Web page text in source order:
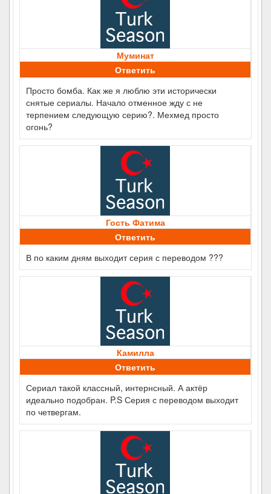
Муминат
Ответить
Просто бомба. Как же я люблю эти исторически
снятые сериалы. Начало отменное жду с не
терпением следующую серию?. Мехмед просто
огонь?
Гость Фатима
Ответить
В по каким дням выходит серия с переводом ???
Камилла
Ответить
Сериал такой классный, интернсный. А актёр
идеально подобран. P.S Серия с переводом выходит
по четвергам.